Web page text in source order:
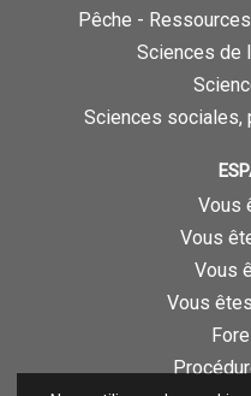
Pêche -
Sciences de
Sciences sociales,
Vous
Vous
Vous
Vous